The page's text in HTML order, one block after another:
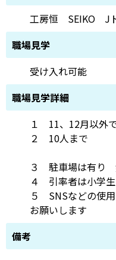
工房恒 SEIKO J
職場見学
受け入れ可能
職場見学詳細
１ 11、12月以外
２ 10人まで
３ 駐車場は有り
４ 引率者は小学
５ SNSなどの使
お願いします
備考